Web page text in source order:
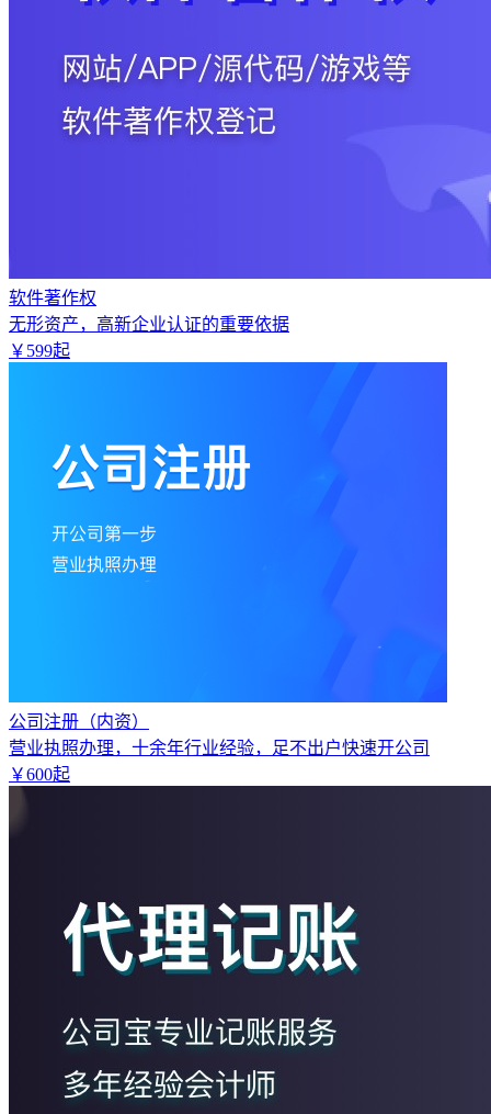
软件著作权
无形资产，高新企业认证的重要依据
￥ 599起
公司注册（内资）
营业执照办理，十余年行业经验，足不出户快速开公司
￥600起